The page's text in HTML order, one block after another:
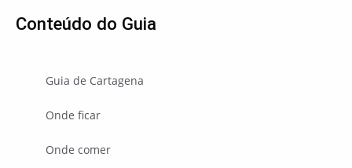
Conteúdo do Guia
Guia de Cartagena
Onde ficar
Onde comer